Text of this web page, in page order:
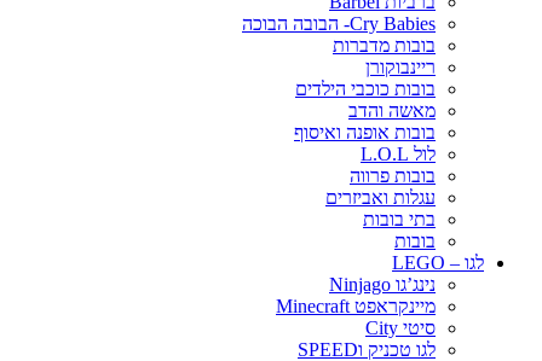
Cry Babies- הבובה הבוכה
בובות מדברות
ריינבוקורן
בובות כוכבי הילדים
מאשה והדב
בובות אופנה ואיסוף
לול L.O.L
בובות פרווה
עגלות ואביזרים
בתי בובות
בובות
לגו – LEGO
נינג’גו Ninjago
מיינקראפט Minecraft
סיטי City
לגו טכניק וSPEED